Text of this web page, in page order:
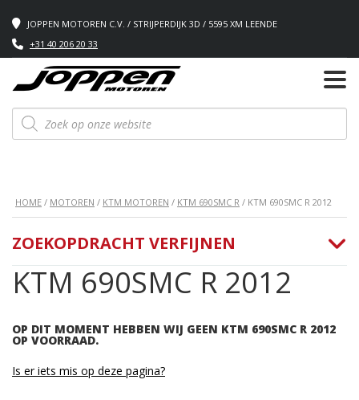
JOPPEN MOTOREN C.V. / STRIJPERDIJK 3D / 5595 XM LEENDE
+31 40 206 20 33
Producten
zoeken
HOME / MOTOREN / KTM MOTOREN / KTM 690SMC R / KTM 690SMC R 2012
KTM 690SMC R 2012
OP DIT MOMENT HEBBEN WIJ GEEN KTM 690SMC R 2012
OP VOORRAAD.
ZOEKOPDRACHT VERFIJNEN
Is er iets mis op deze pagina?